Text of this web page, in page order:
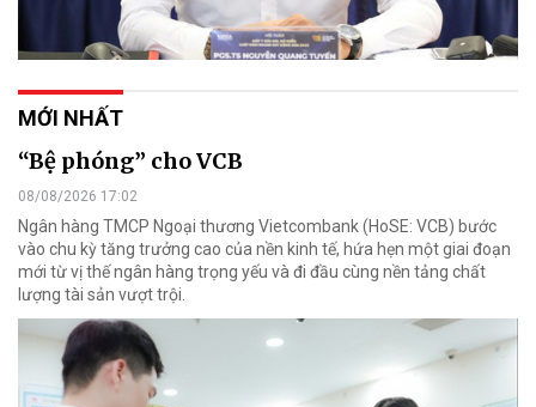
MỚI NHẤT
“Bệ phóng” cho VCB
08/08/2026 17:02
Ngân hàng TMCP Ngoại thương Vietcombank (HoSE: VCB) bước
vào chu kỳ tăng trưởng cao của nền kinh tế, hứa hẹn một giai đoạn
mới từ vị thế ngân hàng trọng yếu và đi đầu cùng nền tảng chất
lượng tài sản vượt trội.